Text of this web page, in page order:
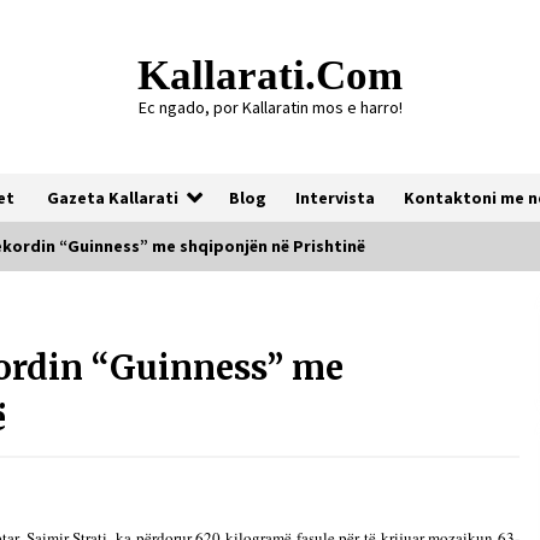
Kallarati.com
Ec ngado, por Kallaratin mos e harro!
Gazeta Kallarati Blog Intervista Kontaktoni me
07/07/2026
“Guinness” me shqiponjën në Prishtinë
“Guinness” me